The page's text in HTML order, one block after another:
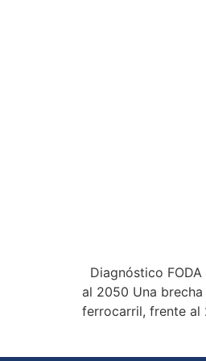
Diagnóstico
al 2050 Una
ferrocarril, frente al